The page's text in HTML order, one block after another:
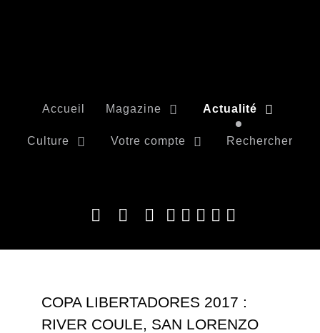
Accueil Magazine Actualité
Culture Votre compte Rechercher
COPA LIBERTADORES 2017 :
RIVER COULE, SAN LORENZO